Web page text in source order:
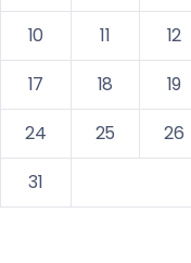
10
11 12
17
18 19
24
25 26
31